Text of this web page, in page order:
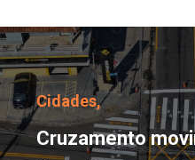
Cidades,
Cruzamento